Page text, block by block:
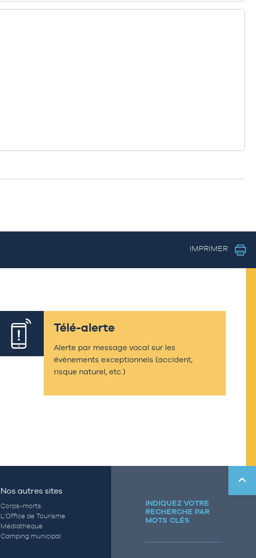
IMPRIMER
Télé-alerte
Alerte par message vocal sur les
évènements exceptionnels (accident,
risque naturel, etc.)
Nos autres sites
Corps-morts
L’Office de Tourisme
Médiathèque
Camping municipal
INDIQUEZ VOTRE
RECHERCHE PAR
MOTS CLÉS